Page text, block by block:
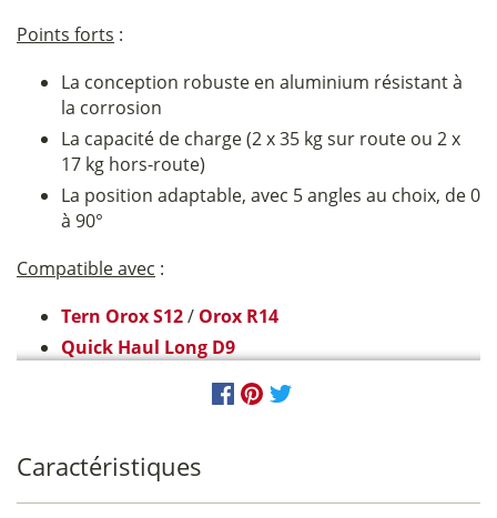
Points forts :
La conception robuste en aluminium résistant à
la corrosion
La capacité de charge (2 x 35 kg sur route ou 2 x
17 kg hors-route)
La position adaptable, avec 5 angles au choix, de 0
à 90°
Compatible avec :
Tern Orox S12/ Orox R14
Quick Haul Long D9
Caractéristiques